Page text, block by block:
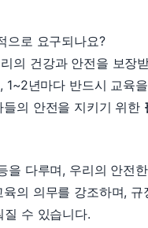
으로 요구되나요?
의 건강과 안전을 보장
1~2년마다 반드시 교육을
의 안전을 지키기 위한
을 다루며, 우리의 안전한
육의 의무를 강조하며, 규
수 있습니다.